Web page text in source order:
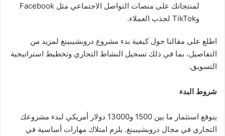
لمنتجاتك على منصات التواصل الاجتماعي مثل Facebook
وTikTok لجذب العملاء.
اطلع على مقالنا حول كيفية بدء مشروع دروبشيبينغ لمزيد من
التفاصيل، بما في ذلك تسجيل النشاط التجاري وتخطيط استراتيجية
التسويق.
شروط البدء
يتوقع استثمار ما بين 1500 و13000 دولار أمريكي لبدء مشروعك
التجاري في مجال دروبشيبينغ. يلزم امتلاك مهارات أساسية في